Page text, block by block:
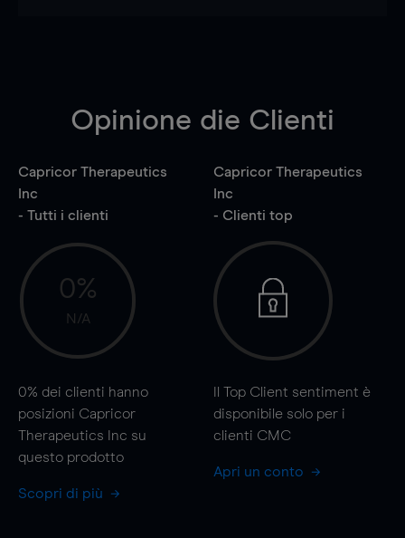
Opinione die Clienti
Capricor Therapeutics
Inc
- Tutti i clienti
0%
N/A
0% dei clienti hanno
posizioni Capricor
Therapeutics Inc su
questo prodotto
Scopri di più
Capricor Therapeutics
Inc
- Clienti top
Il Top Client sentiment è
disponibile solo per i
clienti CMC
Apri un conto